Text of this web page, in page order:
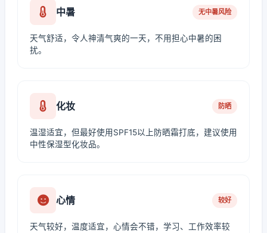
中暑 无中暑风险
天气舒适，令人神清气爽的一天，不用担心中暑的困
扰。
化妆 防晒
温湿适宜，但最好使用SPF15以上防晒霜打底，建议使用
中性保湿型化妆品。
心情 较好
天气较好，温度适宜，心情会不错，学习、工作效率较